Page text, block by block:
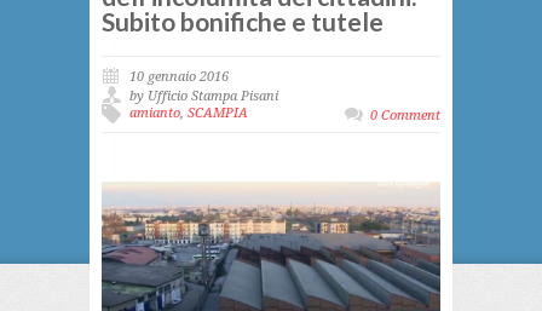
Subito bonifiche e tutele
10 gennaio 2016
by Ufficio Stampa Pisani
amianto, SCAMPIA 0 Comment